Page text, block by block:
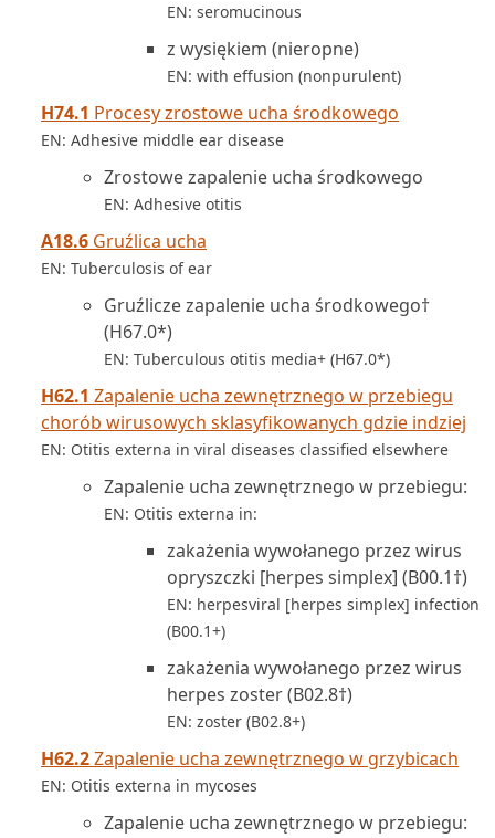
EN: seromucinous
z wysiękiem (nieropne)
EN: with effusion (nonpurulent)
H74.1 Procesy zrostowe ucha środkowego
EN: Adhesive middle ear disease
Zrostowe zapalenie ucha środkowego
EN: Adhesive otitis
A18.6 Gruźlica ucha
EN: Tuberculosis of ear
Gruźlicze zapalenie ucha środkowego†
(H67.0*)
EN: Tuberculous otitis media+ (H67.0*)
H62.1 Zapalenie ucha zewnętrznego w przebiegu
chorób wirusowych sklasyfikowanych gdzie indziej
EN: Otitis externa in viral diseases classified elsewhere
Zapalenie ucha zewnętrznego w przebiegu:
EN: Otitis externa in:
zakażenia wywołanego przez wirus
opryszczki [herpes simplex] (B00.1†)
EN: herpesviral [herpes simplex] infection
(B00.1+)
zakażenia wywołanego przez wirus
herpes zoster (B02.8†)
EN: zoster (B02.8+)
H62.2Zapalenie ucha zewnętrznego w grzybicach
EN: Otitis externa in mycoses
Zapalenie ucha zewnętrznego w przebiegu: